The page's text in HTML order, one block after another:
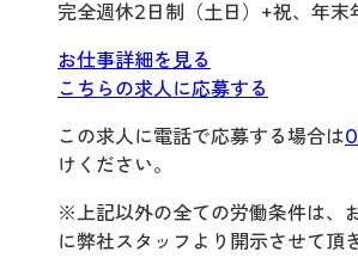
完全週休2日制（土日）+祝、年末
お仕事詳細を見る
こちらの求人に応募する
この求人に電話で応募する場合は
けください。
※上記以外の全ての労働条件は、
に弊社スタッフより開示させて頂